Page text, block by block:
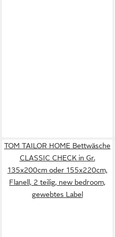
TOM TAILOR HOME Bettwäsche
CLASSIC CHECK in Gr.
135x200cm oder 155x220cm,
Flanell, 2 teilig, new bedroom,
gewebtes Label